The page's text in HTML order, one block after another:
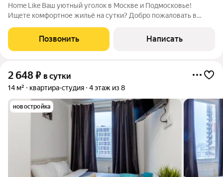
Home Like Ваш уютный уголок в Москве и Подмосковье!
Ищете комфортное жильё на сутки? Добро пожаловать в
Удобство, которое вы оцените: Заселение 24/7 заезжайте в
любое время, даже ночью
Позвонить Написать
2 648₽ в сутки
14 м² квартира-студия 4 этаж из 8
новостройка